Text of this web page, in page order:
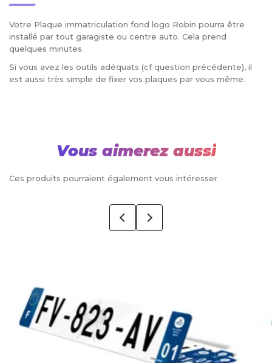
Votre Plaque immatriculation fond logo Robin pourra être
installé par tout garagiste ou centre auto. Cela prend
quelques minutes.
Si vous avez les outils adéquats (cf question précédente), il
est aussi très simple de fixer vos plaques par vous même.
Vous aimerez aussi
Ces produits pourraient également vous intéresser